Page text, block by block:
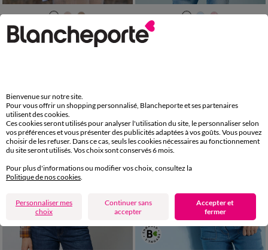
36 38 40 42 44 46 48
50 52 54
Chemise boutonnée unie, gaze de coton
34 36 38 40 42 44 46
Chemise unie, Spécial Petites
Bienvenue sur notre site.
Pour vous offrir un shopping personnalisé, Blancheporte et ses partenaires
utilisent des cookies.
Ces cookies seront utilisés pour analyser l'utilisation du site, le personnaliser selon
vos préférences et vous présenter des publicités adaptées à vos goûts. Vous pouvez
choisir de les refuser. Dans ce cas, seuls les cookies nécessaires au fonctionnement
du site seront utilisés. Vos choix sont conservés 6 mois.
Pour plus d'informations ou modifier vos choix, consultez la
Politique de nos cookies.
Personnaliser mes
choix
Continuer sans
accepter
Accepter et
fermer